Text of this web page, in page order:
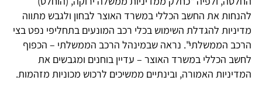
להנחות את החשב הכללי במשרד האוצר לבחון ולגבש מתווה
מדיניות להגדלת השימוש בכלי רכב המונעים בתחליפי נפט בצי
הרכב הממשלתי". נראה שבמינהל הרכב הממשלתי – הכפוף
לחשב הכללי במשרד האוצר – עדיין בוחנים ומגבשים את
המדיניות האמורה, ובינתיים ממשיכים לרכוש מכוניות מזהמות.